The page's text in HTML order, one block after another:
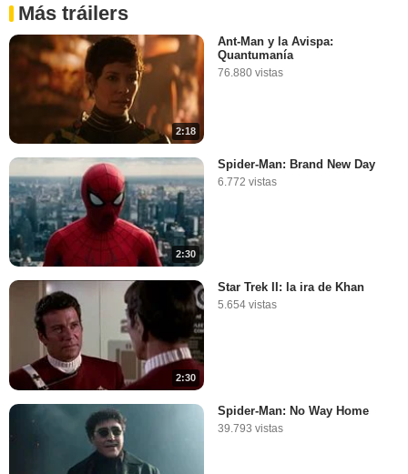
Más tráilers
2:18
Ant-Man y la Avispa:
Quantumanía
76.880 vistas
2:30
Spider-Man: Brand New Day
6.772 vistas
2:30
Star Trek II: la ira de Khan
5.654 vistas
Spider-Man: No Way Home
39.793 vistas